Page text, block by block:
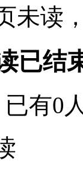
未读，
已结
已有0